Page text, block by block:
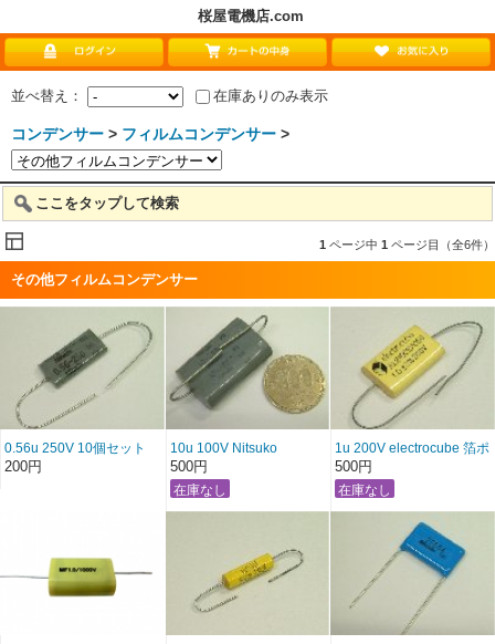
桜屋電機店.com
並べ替え： 在庫ありのみ表示
コンデンサー > フィルムコンデンサー >
ここをタップして検索
1 ページ中 1 ページ目（全6件）
その他フィルムコンデンサー
0.56u 250V 10個セット
Nitsuko 特価品！
200円
10u 100V Nitsuko
500円
1u 200V electrocube 箔ポ
リプロピレン
500円